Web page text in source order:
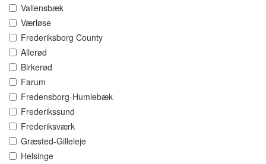
Vallensbæk
Værløse
Frederiksborg County
Allerød
Birkerød
Farum
Fredensborg-Humlebæk
Frederikssund
Frederiksværk
Græsted-Gilleleje
Helsinge